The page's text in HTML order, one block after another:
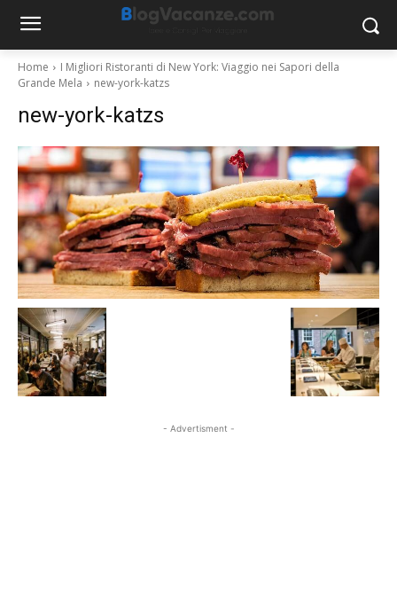
Home
I Migliori Ristoranti di New York: Viaggio nei Sapori della
Grande Mela
new-york-katzs
new-york-katzs
- Advertisment -